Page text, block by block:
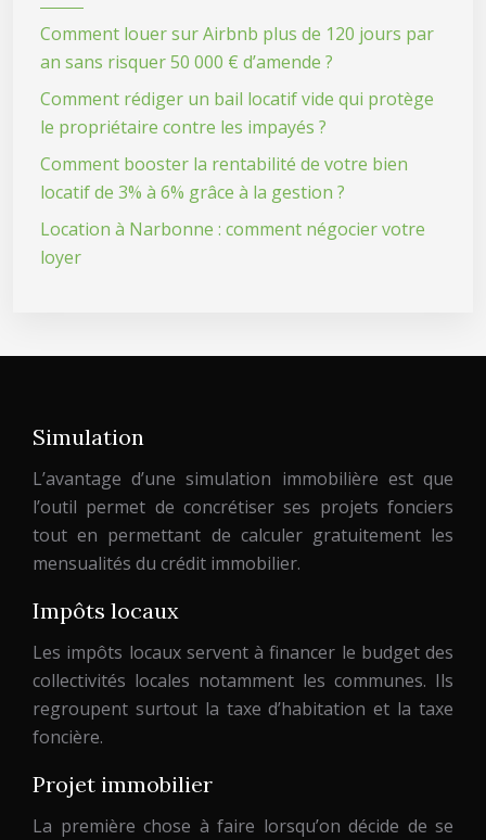
Comment louer sur Airbnb plus de 120 jours par
an sans risquer 50 000 € d’amende ?
Comment rédiger un bail locatif vide qui protège
le propriétaire contre les impayés ?
Comment booster la rentabilité de votre bien
locatif de 3% à 6% grâce à la gestion ?
Location à Narbonne : comment négocier votre
loyer
Simulation
L’avantage d’une simulation immobilière est que
l’outil permet de concrétiser ses projets fonciers
tout en permettant de calculer gratuitement les
mensualités du crédit immobilier.
Impôts locaux
Les impôts locaux servent à financer le budget des
collectivités locales notamment les communes. Ils
regroupent surtout la taxe d’habitation et la taxe
foncière.
Projet immobilier
La première chose à faire lorsqu’on décide de se